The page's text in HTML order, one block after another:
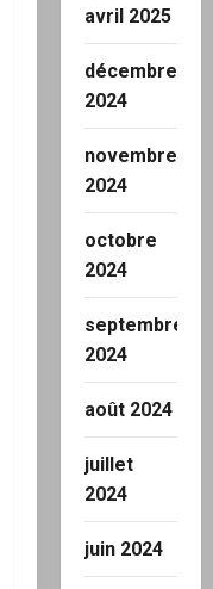
avril 2025
décembre
2024
novembre
2024
octobre
2024
septembre
2024
août 2024
juillet
2024
juin 2024